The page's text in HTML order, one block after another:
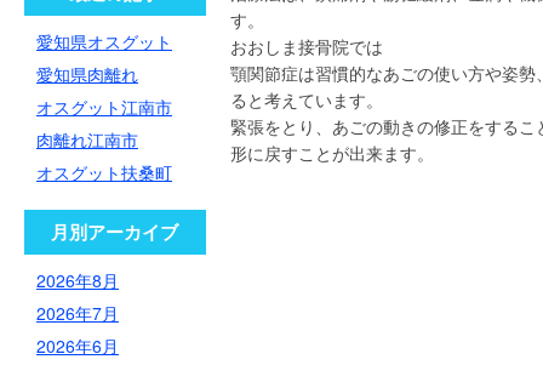
す。
おおしま接骨院では
顎関節症は習慣的なあごの使い方や姿
ると考えています。
緊張をとり、あごの動きの修正をする
形に戻すことが出来ます。
愛知県オスグット
愛知県肉離れ
オスグット江南市
肉離れ江南市
オスグット扶桑町
月別アーカイブ
2026年8月
2026年7月
2026年6月